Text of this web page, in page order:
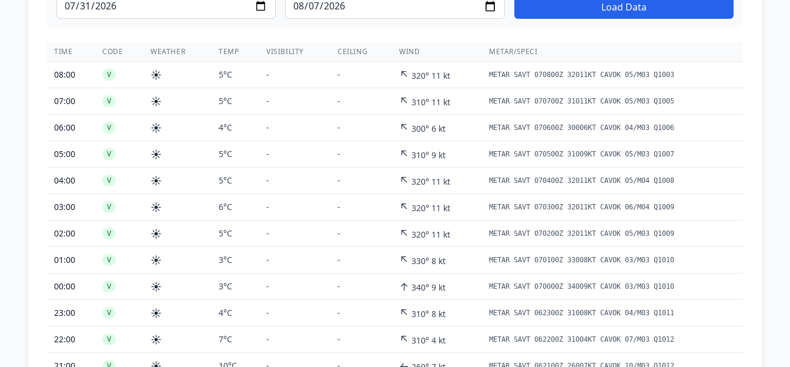
Load Data
TIME CODE WEATHER TEMP VISIBILITY CEILING WIND METAR/SPECI
08:00 V ☀️ 5°C - - ↖ 320° 11 kt METAR SAVT 070800Z 32011KT CAVOK 05/M03 Q1003
07:00 V ☀️ 5°C - - ↖ 310° 11 kt METAR SAVT 070700Z 31011KT CAVOK 05/M03 Q1005
06:00 V ☀️ 4°C - - ↖ 300° 6 kt METAR SAVT 070600Z 30006KT CAVOK 04/M03 Q1006
05:00 V ☀️ 5°C - - ↖ 310° 9 kt METAR SAVT 070500Z 31009KT CAVOK 05/M03 Q1007
04:00 V ☀️ 5°C - - ↖ 320° 11 kt METAR SAVT 070400Z 32011KT CAVOK 05/M04 Q1008
03:00 V ☀️ 6°C - - ↖ 320° 11 kt METAR SAVT 070300Z 32011KT CAVOK 06/M04 Q1009
02:00 V ☀️ 5°C - - ↖ 320° 11 kt METAR SAVT 070200Z 32011KT CAVOK 05/M03 Q1009
01:00 V ☀️ 3°C - - ↖ 330° 8 kt METAR SAVT 070100Z 33008KT CAVOK 03/M03 Q1010
00:00 V ☀️ 3°C - - ↑ 340° 9 kt METAR SAVT 070000Z 34009KT CAVOK 03/M03 Q1010
23:00 V ☀️ 4°C - - ↖ 310° 8 kt METAR SAVT 062300Z 31008KT CAVOK 04/M03 Q1011
22:00 V ☀️ 7°C - - ↖ 310° 4 kt METAR SAVT 062200Z 31004KT CAVOK 07/M03 Q1012